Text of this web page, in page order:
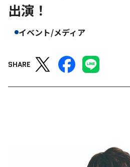
出演！
イベント/メディア
SHARE